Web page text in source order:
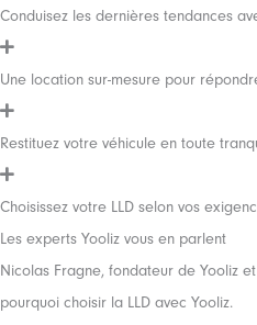
Conduisez les dernières tendances
Une location sur-mesure pour
Restituez votre véhicule en toute
Choisissez votre LLD selon vos
Les experts Yooliz vous en parlent
Nicolas Fragne, fondateur de Yooliz
pourquoi choisir la LLD avec Yooliz.